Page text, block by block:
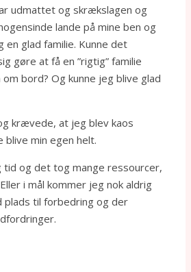
udmattet og skrækslagen og
lande på mine ben og
en glad familie. Kunne det
gøre at få en ”rigtig” familie
bord? Og kunne jeg blive glad
krævede, at jeg blev kaos
blive min egen helt.
tid og det tog mange ressourcer,
i mål kommer jeg nok aldrig
plads til forbedring og der